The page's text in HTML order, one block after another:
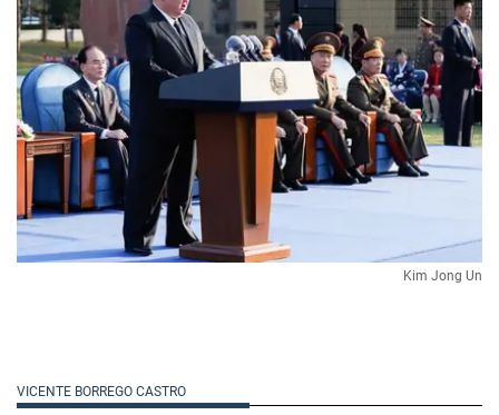
Kim Jong Un
VICENTE BORREGO CASTRO